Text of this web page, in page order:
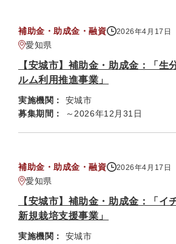
補助金・助成金・融資 2026年4月17日
愛知県
【安城市】補助金・助成金：「生
ルム利用推進事業」
実施機関：
安城市
募集期間：
～2026年12月31日
補助金・助成金・融資 2026年4月17日
愛知県
【安城市】補助金・助成金：「イ
新規栽培支援事業」
実施機関：
安城市